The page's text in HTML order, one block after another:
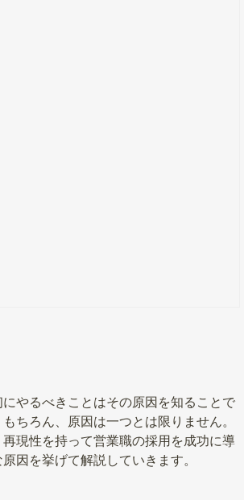
やるべきことはその原因を知ることで
ちろん、原因は一つとは限りません。
現性を持って営業職の採用を成功に導
因を挙げて解説していきます。